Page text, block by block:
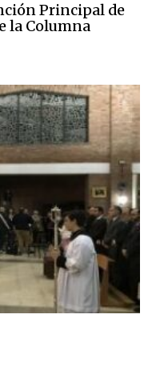
Principal de
la Columna